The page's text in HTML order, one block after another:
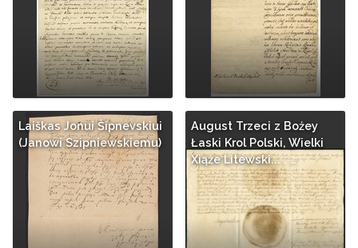
Laiškas Jonui Šipnevskiui
(Janowi Szipniewskiemu)
August Trzeci z Bożey
Łaski Krol Polski, Wielki
Xiąże Litewski... : …